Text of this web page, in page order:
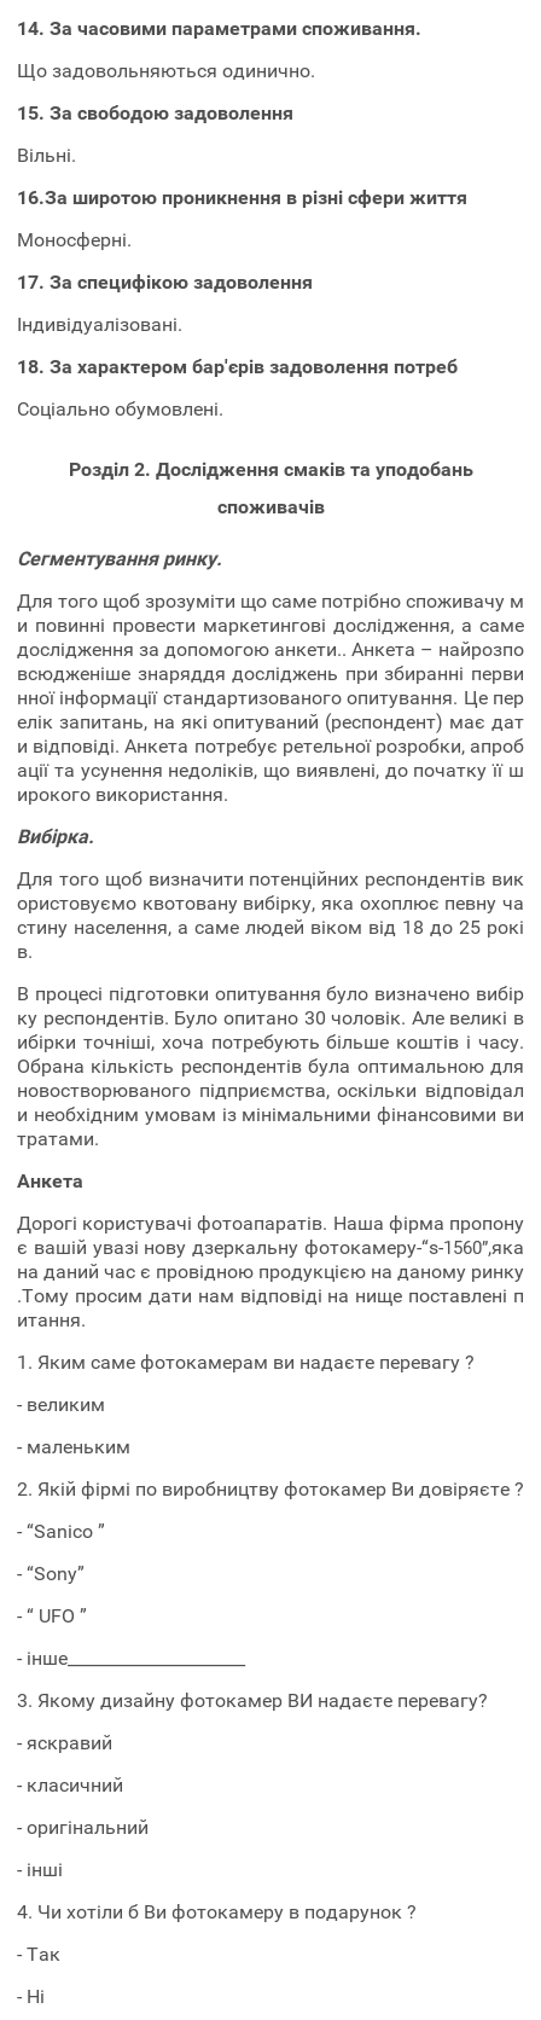
14. За часовими параметрами споживання.
Що задовольняються одинично.
15. За свободою задоволення
Вільні.
16.За широтою проникнення в різні сфери життя
Моносферні.
17. За специфікою задоволення
Індивідуалізовані.
18. За характером бар'єрів задоволення потреб
Соціально обумовлені.
Розділ 2. Дослідження смаків та уподобань
споживачів
Сегментування ринку.
Для того щоб зрозуміти що саме потрібно споживачу м
и повинні провести маркетингові дослідження, а саме
дослідження за допомогою анкети.. Анкета – найрозпо
всюдженіше знаряддя досліджень при збиранні перви
нної інформації стандартизованого опитування. Це пер
елік запитань, на які опитуваний (респондент) має дат
и відповіді. Анкета потребує ретельної розробки, апроб
ації та усунення недоліків, що виявлені, до початку її ш
ирокого використання.
Вибірка.
Для того щоб визначити потенційних респондентів вик
ористовуємо квотовану вибірку, яка охоплює певну ча
стину населення, а саме людей віком від 18 до 25 рокі
в.
В процесі підготовки опитування було визначено вибір
ку респондентів. Було опитано 30 чоловік. Але великі в
ибірки точніші, хоча потребують більше коштів і часу.
Обрана кількість респондентів була оптимальною для
новостворюваного підприємства, оскільки відповідал
и необхідним умовам із мінімальними фінансовими ви
тратами.
Анкета
Дорогі користувачі фотоапаратів. Наша фірма пропону
є вашій увазі нову дзеркальну фотокамеру-“s-1560”,яка
на даний час є провідною продукцією на даному ринку
.Тому просим дати нам відповіді на нище поставлені п
итання.
1. Яким саме фотокамерам ви надаєте перевагу ?
- великим
- маленьким
2. Якій фірмі по виробництву фотокамер Ви довіряєте ?
- “Sanico ”
- “Sony”
- “ UFO ”
- інше_____________________
3. Якому дизайну фотокамер ВИ надаєте перевагу?
- яскравий
- класичний
- оригінальний
- інші
4. Чи хотіли б Ви фотокамеру в подарунок ?
- Так
- Ні